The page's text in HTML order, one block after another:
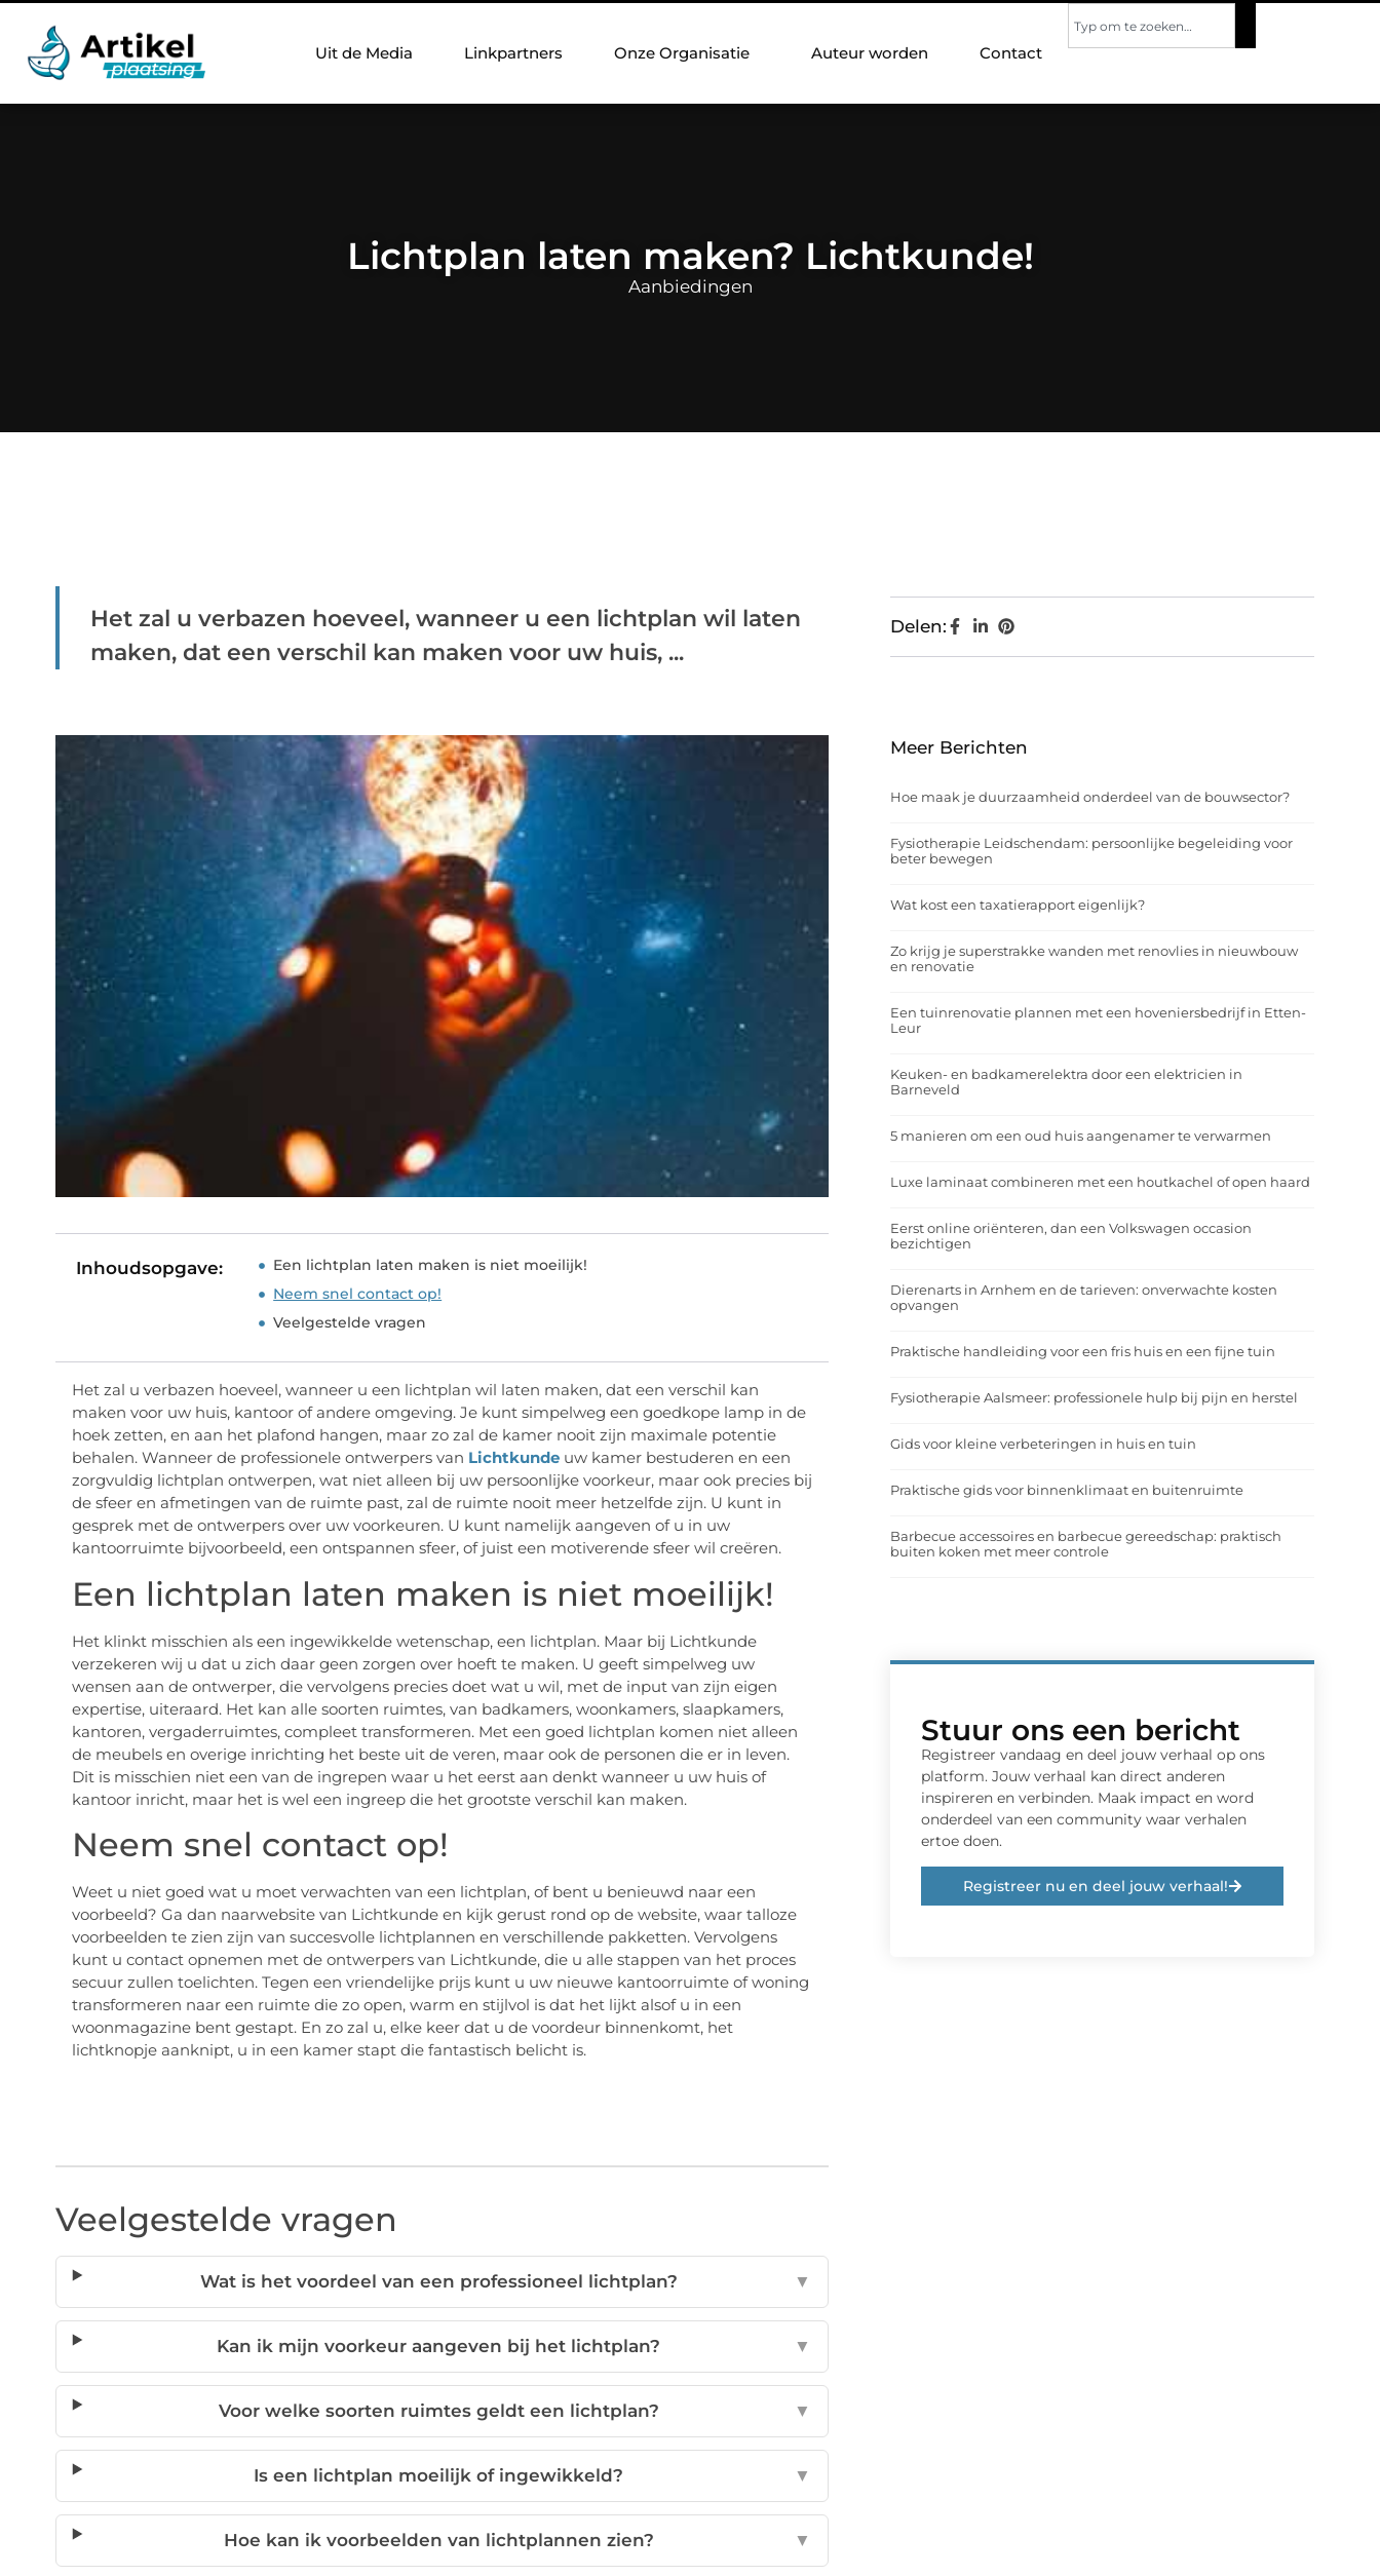
Uit de Media Linkpartners Onze Organisatie Auteur worden Contact
Lichtplan laten maken? Lichtkunde!
Aanbiedingen
Het zal u verbazen hoeveel, wanneer u een lichtplan wil laten
maken, dat een verschil kan maken voor uw huis, ...
Inhoudsopgave:
Een lichtplan laten maken is niet moeilijk!
Neem snel contact op!
Veelgestelde vragen
Het zal u verbazen hoeveel, wanneer u een lichtplan wil laten maken, dat een verschil kan
maken voor uw huis, kantoor of andere omgeving. Je kunt simpelweg een goedkope lamp in de
hoek zetten, en aan het plafond hangen, maar zo zal de kamer nooit zijn maximale potentie
behalen. Wanneer de professionele ontwerpers van Lichtkundeuw kamer bestuderen en een
zorgvuldig lichtplan ontwerpen, wat niet alleen bij uw persoonlijke voorkeur, maar ook precies bij
de sfeer en afmetingen van de ruimte past, zal de ruimte nooit meer hetzelfde zijn. U kunt in
gesprek met de ontwerpers over uw voorkeuren. U kunt namelijk aangeven of u in uw
kantoorruimte bijvoorbeeld, een ontspannen sfeer, of juist een motiverende sfeer wil creëren.
Een lichtplan laten maken is niet moeilijk!
Het klinkt misschien als een ingewikkelde wetenschap, een lichtplan. Maar bij Lichtkunde
verzekeren wij u dat u zich daar geen zorgen over hoeft te maken. U geeft simpelweg uw
wensen aan de ontwerper, die vervolgens precies doet wat u wil, met de input van zijn eigen
expertise, uiteraard. Het kan alle soorten ruimtes, van badkamers, woonkamers, slaapkamers,
kantoren, vergaderruimtes, compleet transformeren. Met een goed lichtplan komen niet alleen
de meubels en overige inrichting het beste uit de veren, maar ook de personen die er in leven.
Dit is misschien niet een van de ingrepen waar u het eerst aan denkt wanneer u uw huis of
kantoor inricht, maar het is wel een ingreep die het grootste verschil kan maken.
Neem snel contact op!
Weet u niet goed wat u moet verwachten van een lichtplan, of bent u benieuwd naar een
voorbeeld? Ga dan naarwebsite van Lichtkunde en kijk gerust rond op de website, waar talloze
voorbeelden te zien zijn van succesvolle lichtplannen en verschillende pakketten. Vervolgens
kunt u contact opnemen met de ontwerpers van Lichtkunde, die u alle stappen van het proces
secuur zullen toelichten. Tegen een vriendelijke prijs kunt u uw nieuwe kantoorruimte of woning
transformeren naar een ruimte die zo open, warm en stijlvol is dat het lijkt alsof u in een
woonmagazine bent gestapt. En zo zal u, elke keer dat u de voordeur binnenkomt, het
lichtknopje aanknipt, u in een kamer stapt die fantastisch belicht is.
Veelgestelde vragen
Wat is het voordeel van een professioneel lichtplan? ▼
Kan ik mijn voorkeur aangeven bij het lichtplan? ▼
Voor welke soorten ruimtes geldt een lichtplan? ▼
Is een lichtplan moeilijk of ingewikkeld? ▼
Hoe kan ik voorbeelden van lichtplannen zien? ▼
Delen:
Meer Berichten
Hoe maak je duurzaamheid onderdeel van de bouwsector?
Fysiotherapie Leidschendam: persoonlijke begeleiding voor
beter bewegen
Wat kost een taxatierapport eigenlijk?
Zo krijg je superstrakke wanden met renovlies in nieuwbouw
en renovatie
Een tuinrenovatie plannen met een hoveniersbedrijf in Etten-
Leur
Keuken- en badkamerelektra door een elektricien in
Barneveld
5 manieren om een oud huis aangenamer te verwarmen
Luxe laminaat combineren met een houtkachel of open haard
Eerst online oriënteren, dan een Volkswagen occasion
bezichtigen
Dierenarts in Arnhem en de tarieven: onverwachte kosten
opvangen
Praktische handleiding voor een fris huis en een fijne tuin
Fysiotherapie Aalsmeer: professionele hulp bij pijn en herstel
Gids voor kleine verbeteringen in huis en tuin
Praktische gids voor binnenklimaat en buitenruimte
Barbecue accessoires en barbecue gereedschap: praktisch
buiten koken met meer controle
Stuur ons een bericht
Registreer vandaag en deel jouw verhaal op ons
platform. Jouw verhaal kan direct anderen
inspireren en verbinden. Maak impact en word
onderdeel van een community waar verhalen
ertoe doen.
Registreer nu en deel jouw verhaal!